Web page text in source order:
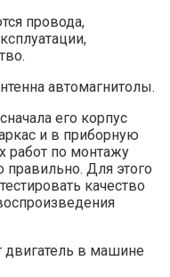
провода,
автомагнитолы.
его корпус
и в приборную
работ по монтажу
правильно. Для этого
качество
двигатель в машине